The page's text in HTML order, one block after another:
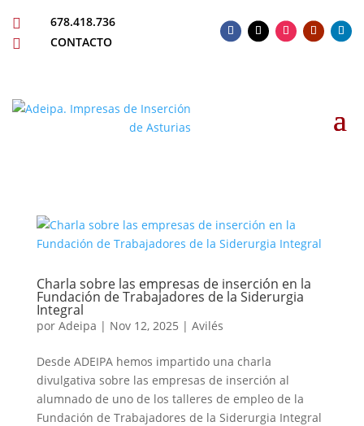
 678.418.736
 CONTACTO
Charla sobre las empresas de inserción en la
Fundación de Trabajadores de la Siderurgia
Integral
por Adeipa | Nov 12, 2025 | Avilés
Desde ADEIPA hemos impartido una charla
divulgativa sobre las empresas de inserción al
alumnado de uno de los talleres de empleo de la
Fundación de Trabajadores de la Siderurgia Integral